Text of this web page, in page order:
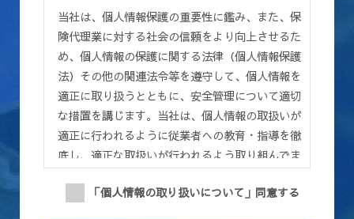
当社は、個人情報保護の重要性に鑑み、また、保
険代理業に対する社会の信頼をより向上させるた
め、個人情報の保護に関する法律（個人情報保護
法）その他の関連法令等を遵守して、個人情報を
適正に取り扱うとともに、安全管理について適切
な措置を講じます。当社は、個人情報の取扱いが
適正に行われるように従業者への教育・指導を徹
底し、適正な取扱いが行われるよう取り組んでま
情・相談に迅速に対応し、当社の個人情報の取扱
「個人情報の取り扱いについて」同意する